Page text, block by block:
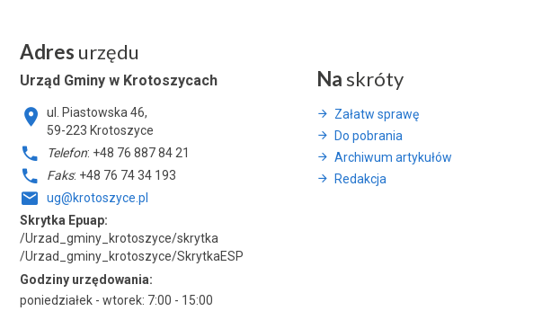
Adres urzędu
Urząd Gminy w Krotoszycach
ul. Piastowska 46,
59-223 Krotoszyce
Telefon: +48 76 887 84 21
Faks: +48 76 74 34 193
ug@krotoszyce.pl
Skrytka Epuap:
/Urzad_gminy_krotoszyce/skrytka
/Urzad_gminy_krotoszyce/SkrytkaESP
Godziny urzędowania:
poniedziałek - wtorek: 7:00 - 15:00
Na skróty
Załatw sprawę
Do pobrania
Archiwum artykułów
Redakcja